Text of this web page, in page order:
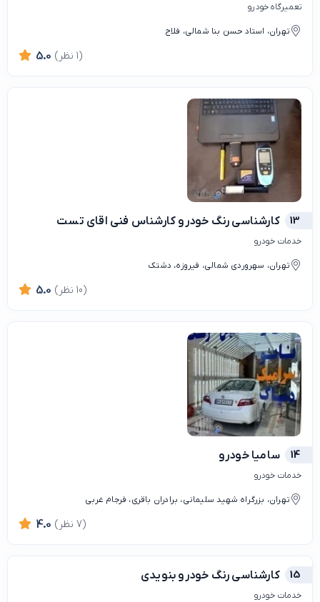
تعمیرگاه خودرو
تهران، استاد حسن بنا شمالی، فلاح
5.0 (1 نظر)
13 کارشناسی رنگ خودرو کارشناس فنی اقای تست
خدمات خودرو
تهران، سهروردی شمالی، فیروزه، دشتک
5.0 (10 نظر)
14 سامیا خودرو
خدمات خودرو
تهران، بزرگراه شهید سلیمانی، برادران باقری، فرجام غربی
4.0 (7 نظر)
15 کارشناسی رنگ خودرو بنویدی
خدمات خودرو